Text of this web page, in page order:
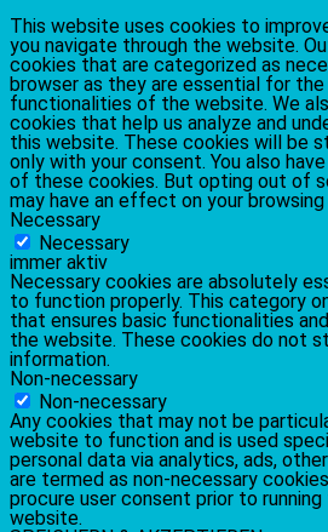
This website uses cookies to
you navigate through the website.
cookies that are categorized as
browser as they are essential for
functionalities of the website. We
cookies that help us analyze and
this website. These cookies will be
only with your consent. You also
of these cookies. But opting out of
may have an effect on your browsing
Necessary
Necessary
immer aktiv
Necessary cookies are absolutely
to function properly. This category
that ensures basic functionalities
the website. These cookies do not
information.
Non-necessary
Non-necessary
Any cookies that may not be
website to function and is used
personal data via analytics, ads,
are termed as non-necessary
procure user consent prior to
website.